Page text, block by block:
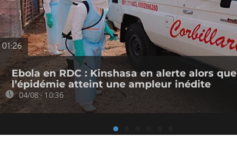
01:26
Ebola en RDC : Kinshasa en alerte alors que
l’épidémie atteint une ampleur inédite
04/08 - 10:36